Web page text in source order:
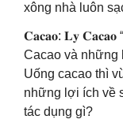
xông nhà luôn
𝐂𝐚𝐜𝐚𝐨: 𝐋𝐲 𝐂𝐚𝐜𝐚𝐨
Cacao và những
Uống cacao thì
những lợi ích về
tác dụng gì?